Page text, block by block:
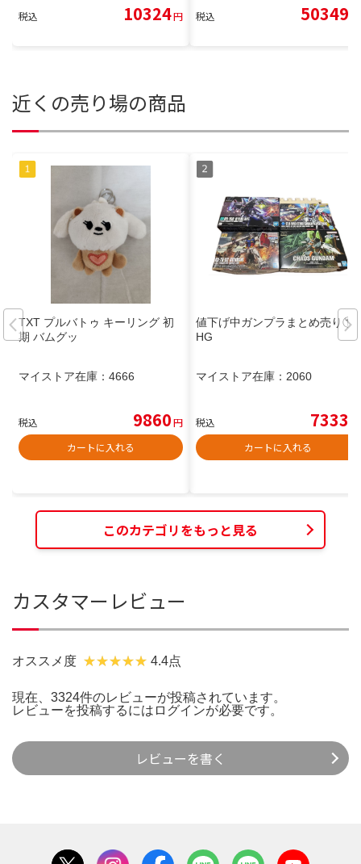
税込 10324円 税込 50349
近くの売り場の商品
TXT プルバトゥ キーリング 初
期 バムグッ
マイストア在庫： 4666
税込 9860円
カートに入れる
値下げ中ガンプラまとめ売り①
HG
マイストア在庫： 2060
税込 7333
カートに入れる
このカテゴリをもっと見る
カスタマーレビュー
オススメ度 4.4点
現在、3324件のレビューが投稿されています。
レビューを投稿するには ログインが必要です。
レビューを書く